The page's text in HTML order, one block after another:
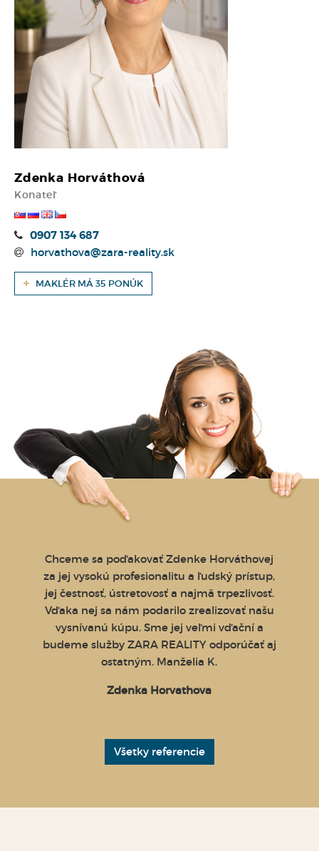
Zdenka Horváthová
Konateľ
0907 134 687
horvathova@zara-reality.sk
MAKLÉR MÁ 35 PONÚK
Chceme sa poďakovať Zdenke Horváthovej
za jej vysokú profesionalitu a ľudský prístup,
jej čestnosť, ústretovosť a najmä trpezlivosť.
Vďaka nej sa nám podarilo zrealizovať našu
vysnívanú kúpu. Sme jej veľmi vďační a
budeme služby ZARA REALITY odporúčať aj
ostatným. Manželia K.
Zdenka Horvathova
Všetky referencie